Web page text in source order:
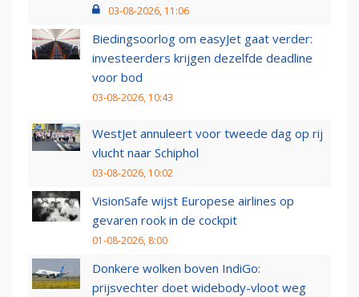
03-08-2026, 11:06
Biedingsoorlog om easyJet gaat verder:
investeerders krijgen dezelfde deadline
voor bod
03-08-2026, 10:43
WestJet annuleert voor tweede dag op rij
vlucht naar Schiphol
03-08-2026, 10:02
VisionSafe wijst Europese airlines op
gevaren rook in de cockpit
01-08-2026, 8:00
Donkere wolken boven IndiGo:
prijsvechter doet widebody-vloot weg